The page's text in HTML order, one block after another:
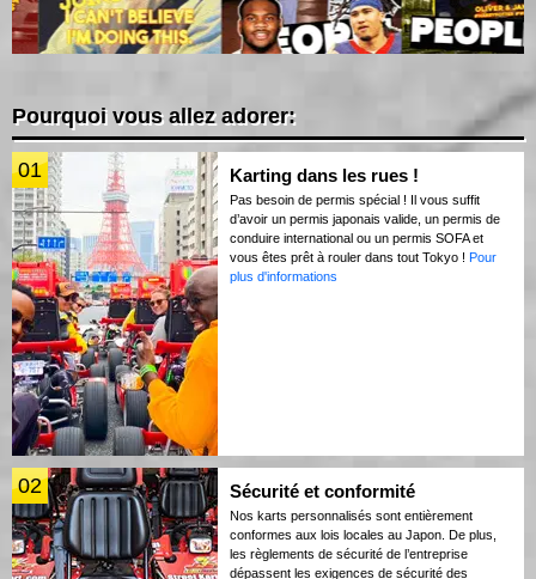
Pourquoi vous allez adorer:
01 Karting dans les rues !
Pas besoin de permis spécial ! Il vous suffit
d’avoir un permis japonais valide, un permis de
conduire international ou un permis SOFA et
vous êtes prêt à rouler dans tout Tokyo ! Pour
plus d'informations
02 Sécurité et conformité
Nos karts personnalisés sont entièrement
conformes aux lois locales au Japon. De plus,
les règlements de sécurité de l’entreprise
dépassent les exigences de sécurité des